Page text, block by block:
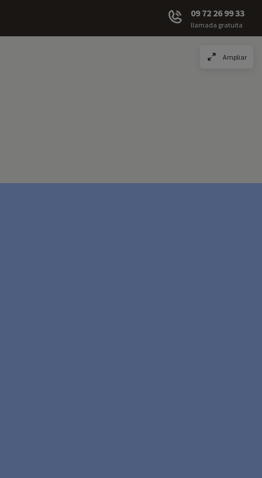
09 72 26 99 33
llamada gratuita
Ampliar